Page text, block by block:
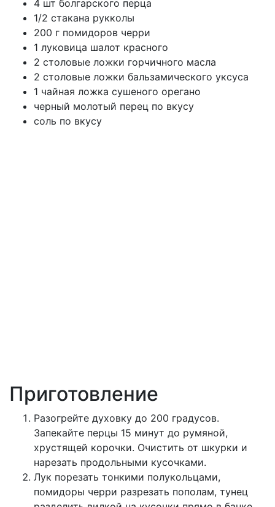
4 шт болгарского перца
1/2 стакана рукколы
200 г помидоров черри
1 луковица шалот красного
2 столовые ложки горчичного масла
2 столовые ложки бальзамического уксуса
1 чайная ложка сушеного орегано
черный молотый перец по вкусу
соль по вкусу
Приготовление
Разогрейте духовку до 200 градусов.
Запекайте перцы 15 минут до румяной,
хрустящей корочки. Очистить от шкурки и
нарезать продольными кусочками.
Лук порезать тонкими полукольцами,
помидоры черри разрезать пополам, тунец